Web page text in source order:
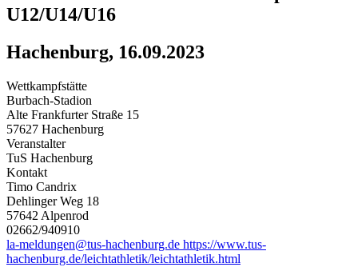
U12/U14/U16
Hachenburg, 16.09.2023
Wettkampfstätte
Burbach-Stadion
Alte Frankfurter Straße 15
57627 Hachenburg
Veranstalter
TuS Hachenburg
Kontakt
Timo Candrix
Dehlinger Weg 18
57642 Alpenrod
02662/940910
la-meldungen@tus-hachenburg.de https://www.tus-
hachenburg.de/leichtathletik/leichtathletik.html